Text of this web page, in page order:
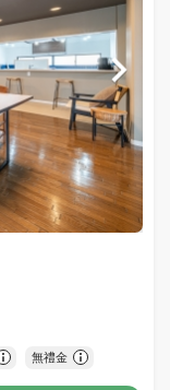
無禮金